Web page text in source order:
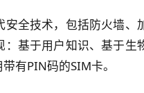
全技术，包括防火墙
基于用户知识、基于
有PIN码的SIM卡。